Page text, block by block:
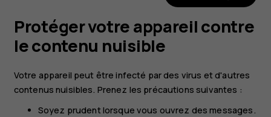
l'utilisateur
Nokia
2.1
Protéger votre appareil contre
le contenu nuisible
Votre appareil peut être infecté par des virus et d'autres
contenus nuisibles. Prenez les précautions suivantes :
Soyez prudent lorsque vous ouvrez des messages.